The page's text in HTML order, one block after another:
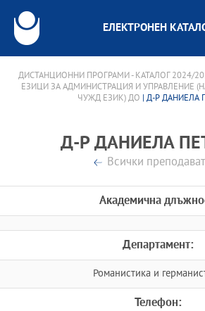
ЕЛЕКТРОНЕН
ДИСТАНЦИОННИ ПРОГРАМИ - КАТАЛОГ 2024/
ЕЗИЦИ ЗА АДМИНИСТРАЦИЯ И УПРАВЛЕНИЕ
ЧУЖД ЕЗИК) ДО | Д-Р ДАНИЕЛА
Д-Р ДАНИЕЛА
Всички
Академична
Департамент:
Романистика и
Телефон: